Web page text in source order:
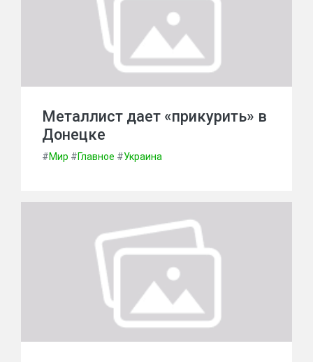
Металлист дает «прикурить» в
Донецке
#Мир #Главное #Украина